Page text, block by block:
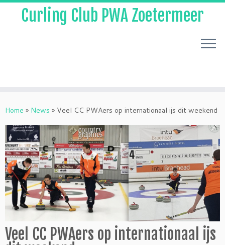
to
Curling Club PWA Zoetermeer
Home » News » Veel CC PWAers op internationaal ijs dit weekend
Veel CC PWAers op internationaal ijs